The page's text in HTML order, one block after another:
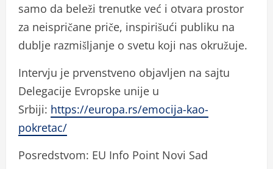
samo da beleži trenutke već i otvara prostor
za neispričane priče, inspirišući publiku na
dublje razmišljanje o svetu koji nas okružuje.
Intervju je prvenstveno objavljen na sajtu
Delegacije Evropske unije u
Srbiji: https://europa.rs/emocija-kao-
pokretac/
Posredstvom: EU Info Point Novi Sad